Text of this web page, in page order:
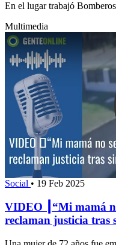
En el lugar trabajó
Multimedia
Social • 19 Feb 2025
VIDEO ┃“Mi mamá
reclaman justicia tras